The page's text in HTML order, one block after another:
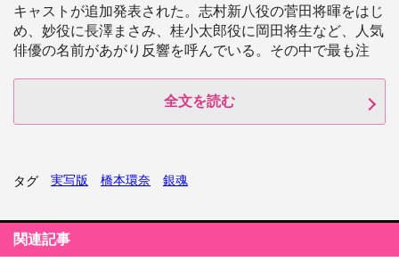
キャストが追加発表された。志村新八役の菅田将暉をはじ
め、妙役に長澤まさみ、桂小太郎役に岡田将生など、人気
俳優の名前があがり反響を呼んでいる。その中で最も注
全文を読む
タグ 実写版 橋本環奈 銀魂
関連記事